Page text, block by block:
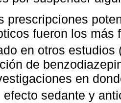
prescripciones
fueron los más
en otros estudios
de
en
efecto sedante y